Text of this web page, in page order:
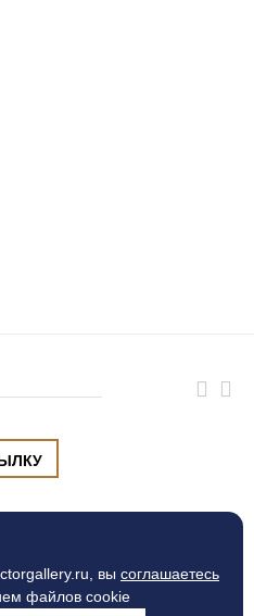
вы соглашаетесь
файлов cookie